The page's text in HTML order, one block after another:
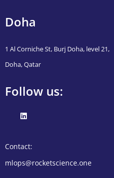
Doha
1 Al Corniche St, Burj Doha, level 21,
Doha, Qatar
Follow us:
Contact:
mlops@rocketscience.one